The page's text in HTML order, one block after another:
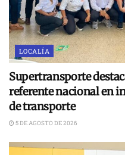
LOCALÍA
Supertransporte
referente nacional en
de transporte
5 DE AGOSTO DE 2026